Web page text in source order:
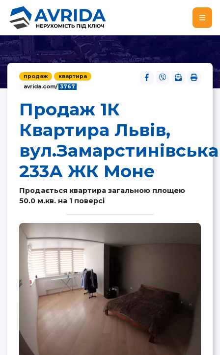
продаж
квартира
avrida.com/ 3767
Продаж 1К
Квартира Львів,
вул.Замарстинівська
233А ЖК Моне
Продається квартира загальною площею
50.0 м.кв. на 1 поверсі